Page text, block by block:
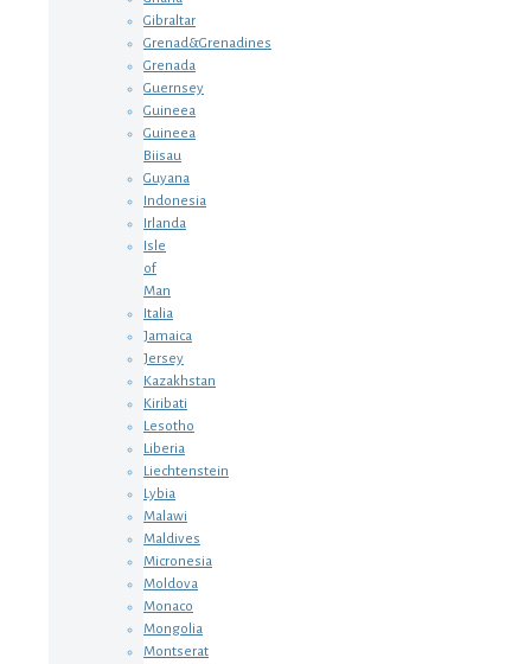
Gibraltar
Grenad&Grenadines
Grenada
Guernsey
Guineea
Guineea
Biisau
Guyana
Indonesia
Irlanda
Isle
of
Man
Italia
Jamaica
Jersey
Kazakhstan
Kiribati
Lesotho
Liberia
Liechtenstein
Lybia
Malawi
Maldives
Micronesia
Moldova
Monaco
Mongolia
Montserat